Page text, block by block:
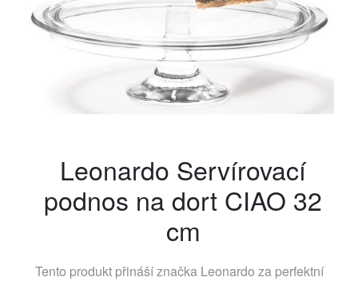
Leonardo Servírovací
podnos na dort CIAO 32
cm
Tento produkt přináší značka Leonardo za perfektní